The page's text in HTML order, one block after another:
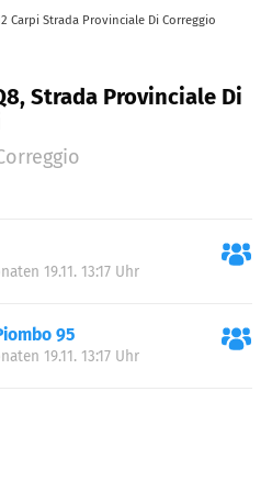
Carpi Strada Provinciale Di Correggio
Strada Provinciale Di
19.11. 13:17 Uhr
95
19.11. 13:17 Uhr